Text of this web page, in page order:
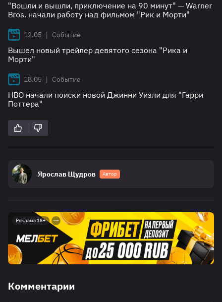
"Вошли и вышли, приключение на 90 минут" — Warner
Bros. начали работу над фильмом "Рик и Морти"
12.05 | Событие
Вышел новый трейлер девятого сезона "Рика и
Морти"
18.05 | Событие
HBO начали поиски новой Джинни Уизли для "Гарри
Поттера"
Ярослав Щудров Автор
Реклама 18+
Комментарии